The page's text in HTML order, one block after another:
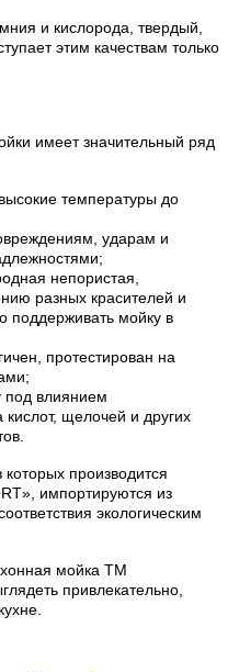
и кислорода, твердый,
этим качествам только
имеет значительный ряд
температуры до
ударам и
непористая,
разных красителей и
поддерживать мойку в
протестирован на
под влиянием
щелочей и других
производится
», импортируются из
экологическим
мойка ТМ
привлекательно,